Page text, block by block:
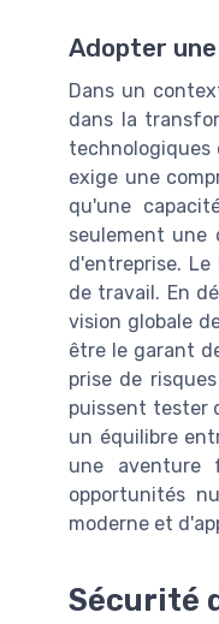
Adopter
Dans un
dans la
technologiques
exige une
qu'une
seulement une
d'entreprise.
de travail. En
vision globale
être le garant
prise de
puissent tester
un équilibre
une aventure
opportunités
moderne et
Sécurité